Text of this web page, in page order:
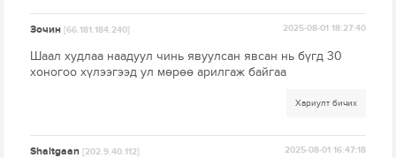
Зочин[66.181.184.240] 2025-08-01 18:27:40
Шаал худлаа наадуул чинь явуулсан явсан нь бүгд 30
хоногоо хүлээгээд ул мөрөө арилгаж байгаа
Хариулт бичих
Shaltgaan[202.9.40.112] 2025-08-01 16:47:18